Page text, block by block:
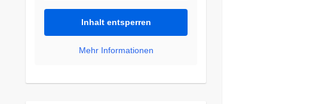
Inhalt entsperren
Mehr Informationen